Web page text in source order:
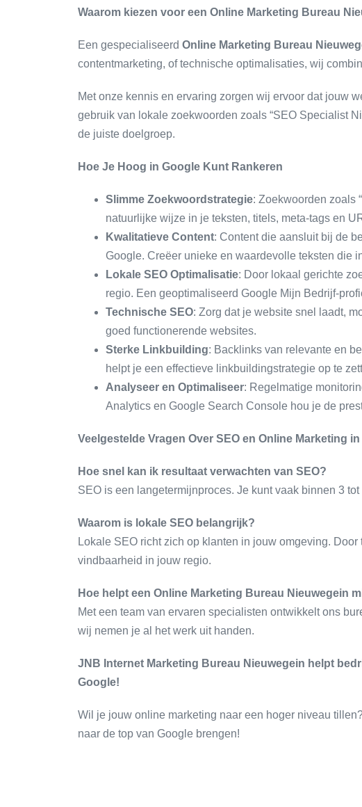
Waarom kiezen voor een Online Marketing Bureau
Een gespecialiseerd Online Marketing Bureau
contentmarketing, of technische optimalisaties, wij
Met onze kennis en ervaring zorgen wij ervoor dat jouw
gebruik van lokale zoekwoorden zoals “SEO Specialist
de juiste doelgroep.
Hoe Je Hoog in Google Kunt Rankeren
Slimme Zoekwoordstrategie: Zoekwoorden zoals
natuurlijke wijze in je teksten, titels, meta-tags en
Kwalitatieve Content: Content die aansluit bij de
Google. Creëer unieke en waardevolle teksten die
Lokale SEO Optimalisatie: Door lokaal gerichte
regio. Een geoptimaliseerd Google Mijn Bedrijf-
Technische SEO: Zorg dat je website snel laadt,
goed functionerende websites.
Sterke Linkbuilding: Backlinks van relevante en
helpt je een effectieve linkbuildingstrategie op te
Analyseer en Optimaliseer: Regelmatige
Analytics en Google Search Console hou je de
Veelgestelde Vragen Over SEO en Online Marketing
Hoe snel kan ik resultaat verwachten van SEO?
SEO is een langetermijnproces. Je kunt vaak binnen 3
Waarom is lokale SEO belangrijk?
Lokale SEO richt zich op klanten in jouw omgeving.
vindbaarheid in jouw regio.
Hoe helpt een Online Marketing Bureau Nieuwegein
Met een team van ervaren specialisten ontwikkelt ons
wij nemen je al het werk uit handen.
JNB Internet Marketing Bureau Nieuwegein helpt
Google!
Wil je jouw online marketing naar een hoger niveau
naar de top van Google brengen!